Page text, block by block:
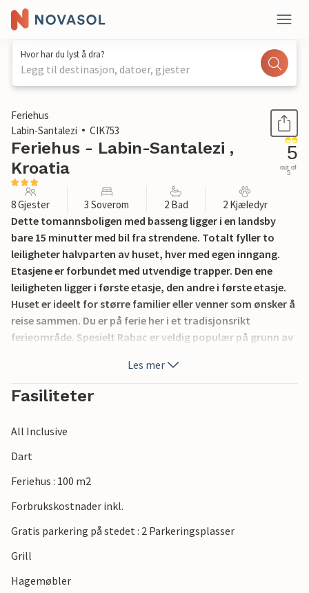
Hvor har du lyst å dra?
Legg til destinasjon, datoer, gjester
1 / 39
Feriehus
Labin-Santalezi
CIK753
Feriehus - Labin-Santalezi ,
Kroatia
5
out of
5
8 Gjester 3 Soverom 2 Bad 2 Kjæledyr
Dette tomannsboligen med basseng ligger i en landsby
bare 15 minutter med bil fra strendene. Totalt fyller to
leiligheter halvparten av huset, hver med egen inngang.
Etasjene er forbundet med utvendige trapper. Den ene
leiligheten ligger i første etasje, den andre i første etasje.
Huset er ideelt for større familier eller venner som ønsker å
reise sammen. Du er på ferie her i et tradisjonsrikt
ferieområde. Spesielt Rabac er veldig populær på grunn av
middelalderske Labin lar deg også oppleve mye historie og
interessant arkitektur, det er et sted med en betydelig
kulturarv.
Les mer
Fasiliteter
All Inclusive
Dart
Feriehus : 100 m2
Forbrukskostnader inkl.
Gratis parkering på stedet : 2 Parkeringsplasser
Grill
Hagemøbler